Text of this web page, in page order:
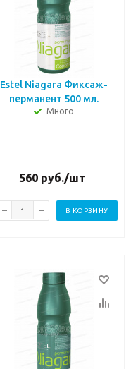
Estel Niagara Фиксаж-
перманент 500 мл.
Много
560руб./шт
В КОРЗИНУ